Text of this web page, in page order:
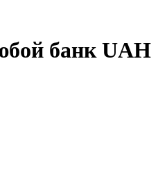
банк UAH